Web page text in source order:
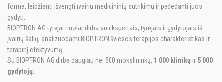
forma, leidžianti išvengti įvairių medicininių sutrikimų ir padedanti juos
gydyti.
BIOPTRON AG tyrėjai nuolat dirba su ekspertais, tyrėjais ir gydytojais iš
įvairių šalių, analizuodami BIOPTRON šviesos terapijos charakteristikas ir
terapinį efektyvumą.
Su BIOPTRON AG dirba daugiau nei 500 mokslininkų, 1 000 klinikų ir 5 000
gydytojų